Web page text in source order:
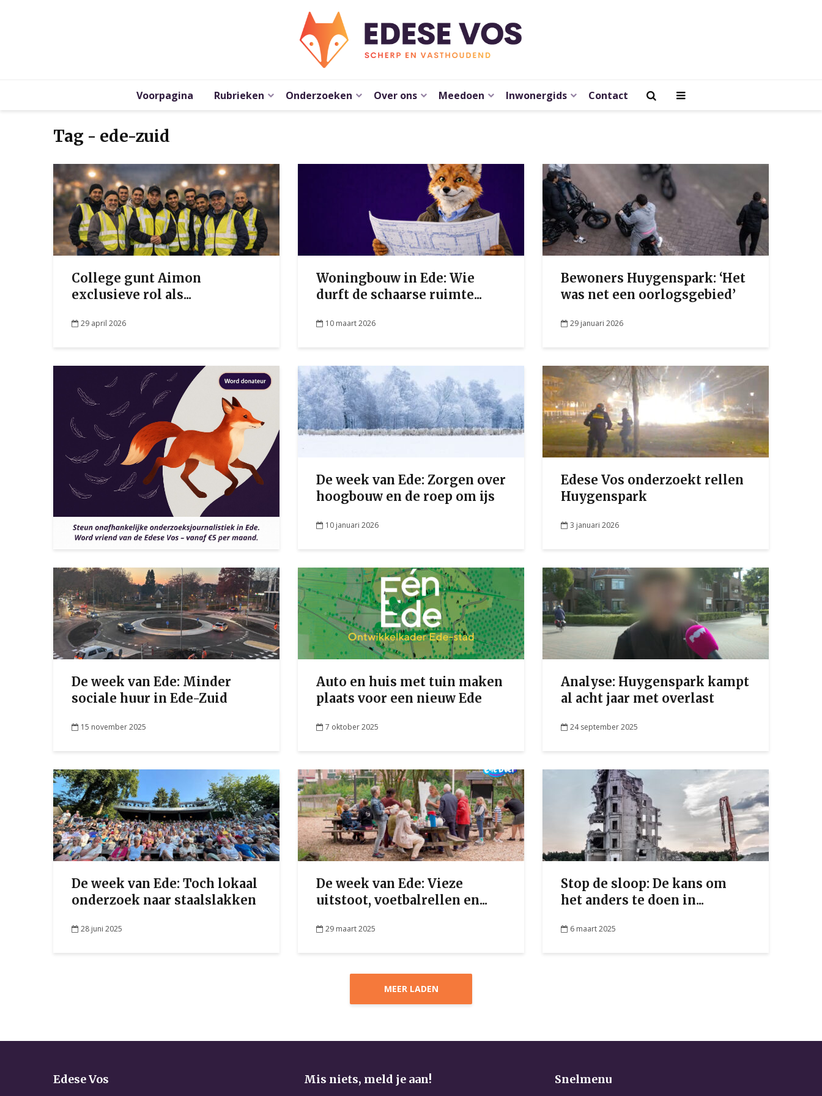
Voorpagina Rubrieken Onderzoeken Over ons Meedoen Inwonergids Contact
Tag - ede-zuid
College gunt Aimon
exclusieve rol als...
29 april 2026
Woningbouw in Ede: Wie
durft de schaarse ruimte...
10 maart 2026
Bewoners Huygenspark: ‘Het
was net een oorlogsgebied’
29 januari 2026
De week van Ede: Zorgen over
hoogbouw en de roep om ijs
10 januari 2026
Edese Vos onderzoekt rellen
Huygenspark
3 januari 2026
De week van Ede: Minder
sociale huur in Ede-Zuid
15 november 2025
Auto en huis met tuin maken
plaats voor een nieuw Ede
7 oktober 2025
Analyse: Huygenspark kampt
al acht jaar met overlast
24 september 2025
De week van Ede: Toch lokaal
onderzoek naar staalslakken
28 juni 2025
De week van Ede: Vieze
uitstoot, voetbalrellen en...
29 maart 2025
Stop de sloop: De kans om
het anders te doen in...
6 maart 2025
MEER LADEN
Edese Vos Mis niets, meld je aan! Snelmenu